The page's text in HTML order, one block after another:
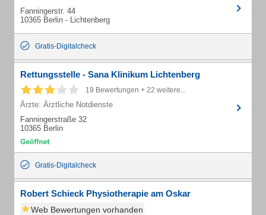
Fanningerstr. 44
10365 Berlin - Lichtenberg
Gratis-Digitalcheck
Rettungsstelle - Sana Klinikum Lichtenberg
19 Bewertungen + 22 weitere...
Ärzte: Ärztliche Notdienste
Fanningerstraße 32
10365 Berlin
Gratis-Digitalcheck
Robert Schieck Physiotherapie am Oskar
Web Bewertungen vorhanden